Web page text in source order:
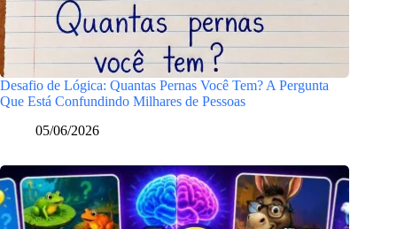
Desafio de Lógica: Quantas Pernas Você Tem? A Pergunta
Que Está Confundindo Milhares de Pessoas
05/06/2026